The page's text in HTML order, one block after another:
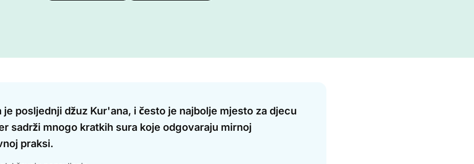
je posljednji džuz Kur'ana, i često je najbolje mjesto za djecu
sadrži mnogo kratkih sura koje odgovaraju mirnoj
praksi.